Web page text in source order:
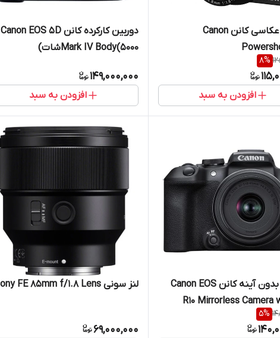
دوربین عکاسی کانن Canon
8%
افزودن به سبد
دوربین کارکرده کانن Canon EOS 5D
Mark IV Body(5000شات)
149,000,000
افزودن به سبد
دوربین بدون آینه کانن Canon EOS
R10 Mirrorless Camera
5%
لنز سونی Sony FE 85mm f/1.8 Lens
69,000,000